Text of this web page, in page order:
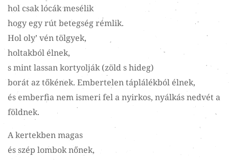
hol csak lócák mesélik
hogy egy rút betegség rémlik.
Hol oly’ vén tölgyek,
holtakból élnek,
s mint lassan kortyolják (zöld s hideg)
borát az tőkének. Embertelen táplálékból élnek,
és emberfia nem ismeri fel a nyirkos, nyálkás nedvét a
földnek.
A kertekben magas
és szép lombok nőnek,